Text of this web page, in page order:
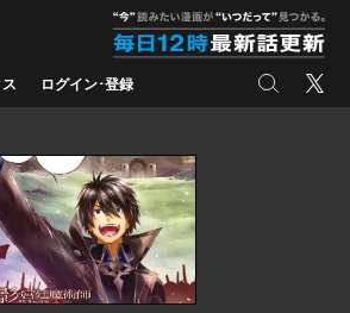
ログイン･登録 検索 X